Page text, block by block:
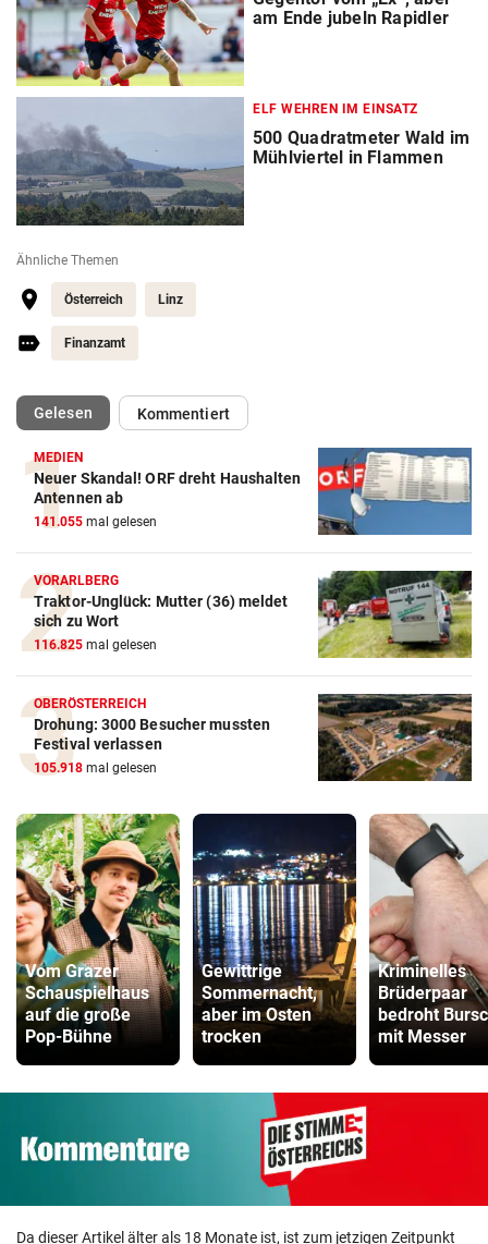
am Ende jubeln Rapidler
ELF WEHREN IM EINSATZ
500 Quadratmeter Wald im
Mühlviertel in Flammen
Ähnliche Themen
Österreich Linz
Finanzamt
Gelesen(ausgewählt)Kommentiert
MEDIEN
Neuer Skandal! ORF dreht Haushalten
Antennen ab
141.055 mal gelesen
VORARLBERG
Traktor-Unglück: Mutter (36) meldet
sich zu Wort
116.825 mal gelesen
OBERÖSTERREICH
Drohung: 3000 Besucher mussten
Festival verlassen
105.918 mal gelesen
Vom Grazer
Schauspielhaus
auf die große
Pop-Bühne
Gewittrige
Sommernacht,
aber im Osten
trocken
Kriminelles
Brüderpaar
bedroht
mit Messer
Da dieser Artikel älter als 18 Monate ist, ist zum jetzigen Zeitpunkt